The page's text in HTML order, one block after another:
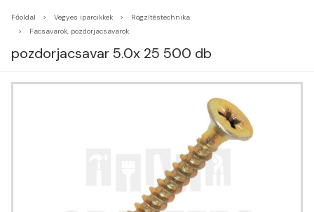
Főoldal Vegyes iparcikkek
Rögzítéstechnika
Facsavarok, pozdorjacsavarok
pozdorjacsavar 5.0x 25 500 db